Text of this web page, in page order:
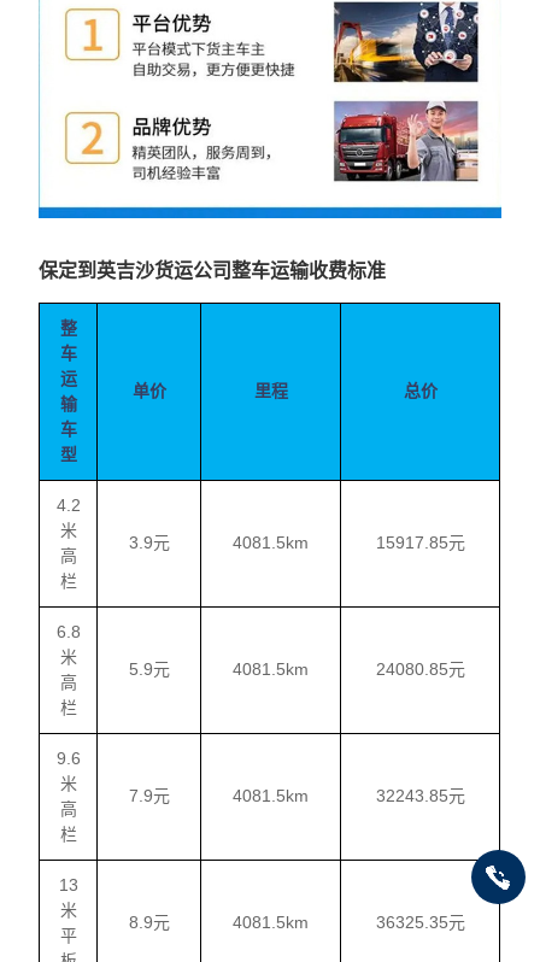
保定到英吉沙货运公司整车运输收费标准
整
车
运
输
车
型
单价 里程 总价
4.2
米
高
栏
3.9元 4081.5km 15917.85元
6.8
米
高
栏
5.9元 4081.5km 24080.85元
9.6
米
高
栏
7.9元 4081.5km 32243.85元
13
米
平
8.9元 4081.5km 36325.35元